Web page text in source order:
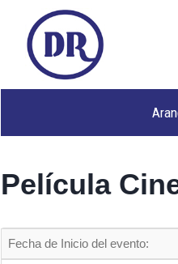
Película
Fecha de Inicio del evento: